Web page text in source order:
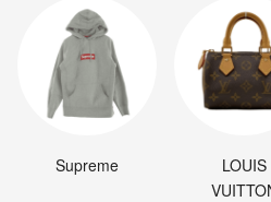
Supreme
LOUIS